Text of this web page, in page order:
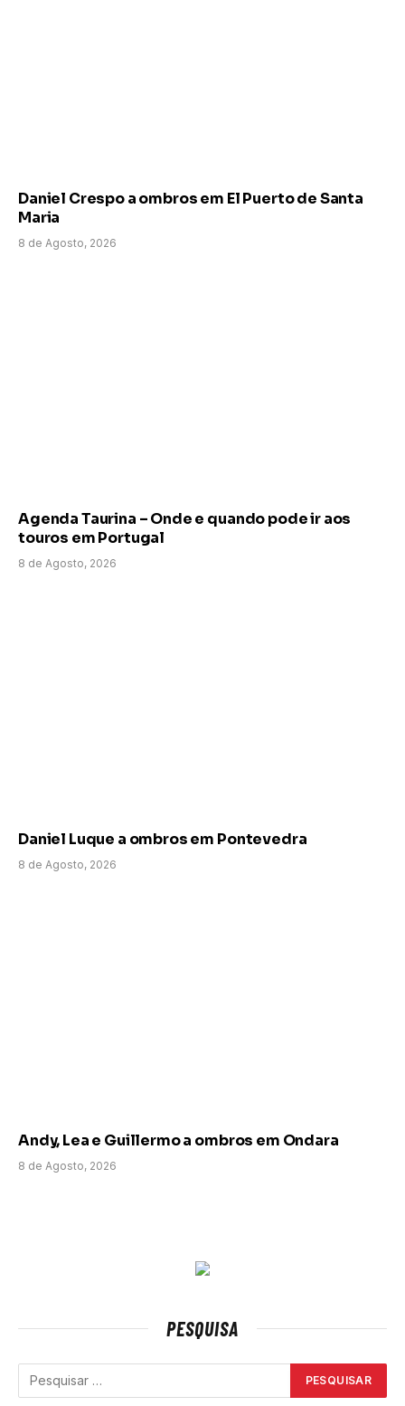
Daniel Crespo a ombros em El Puerto de Santa
Maria
8 de Agosto, 2026
Agenda Taurina – Onde e quando pode ir aos
touros em Portugal
8 de Agosto, 2026
Daniel Luque a ombros em Pontevedra
8 de Agosto, 2026
Andy, Lea e Guillermo a ombros em Ondara
8 de Agosto, 2026
PESQUISA